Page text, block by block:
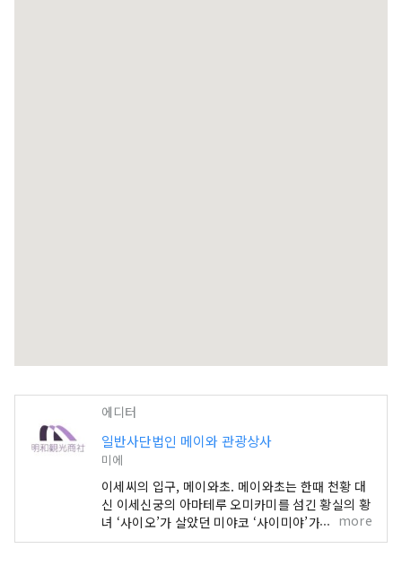
에디터
일반사단법인 메이와 관광상사
미에
이세씨의 입구, 메이와초. 메이와초는 한때 천황 대
신 이세신궁의 아마테루 오미카미를 섬긴 황실의 황
녀 ‘사이오’가 살았던 미야코 ‘사이미야’가 사적으로
자는 거리입니다.
more